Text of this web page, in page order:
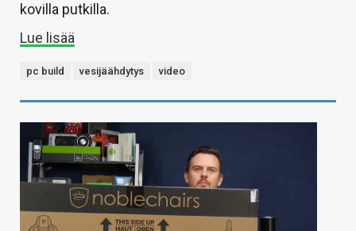
kovilla putkilla.
Lue lisää
pc build vesijäähdytys video